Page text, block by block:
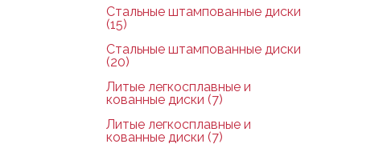
Стальные штампованные диски
(15)
Стальные штампованные диски
(20)
Литые легкосплавные и
кованные диски (7)
Литые легкосплавные и
кованные диски (7)